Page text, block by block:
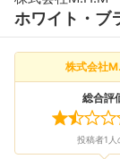
ホワイト・ブ
株式会社
総合評
投稿者1人